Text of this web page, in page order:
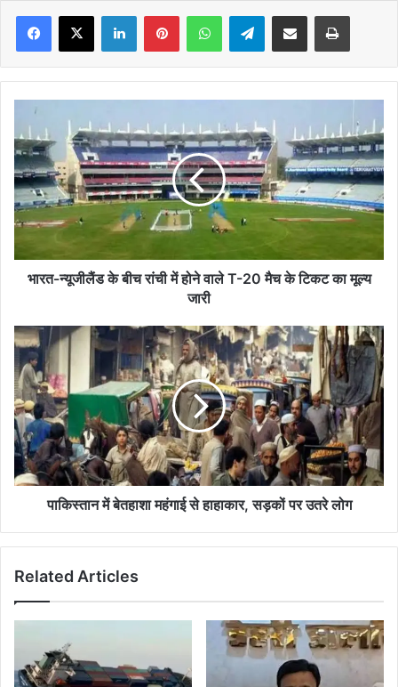
Facebook
X LinkedInPinterestWhatsAppTelegramShare via Email Print
भारत-
न्यूजीलैंड
के
बीच
रांची
में
होने
T-
टिकट
का
मूल्य
जारी
भारत-न्यूजीलैंड के बीच रांची में होने वाले T-20 मैच के टिकट का मूल्य
जारी
पाकिस्तान
में
बेतहाशा
महंगाई
से
हाहाकार,
सड़कों
पर
उतरे
पाकिस्तान में बेतहाशा महंगाई से हाहाकार, सड़कों पर उतरे लोग
Related Articles